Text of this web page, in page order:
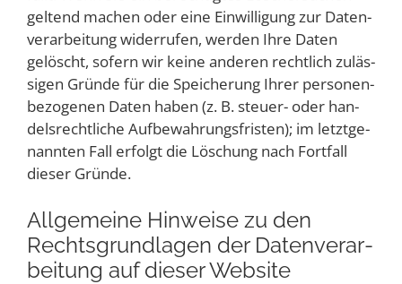
gel­tend machen oder eine Ein­wil­li­gung zur Daten­
ver­ar­bei­tung wider­ru­fen, wer­den Ihre Daten
gelöscht, sofern wir kei­ne ande­ren recht­lich zuläs­
si­gen Grün­de für die Spei­che­rung Ihrer per­so­nen­
be­zo­ge­nen Daten haben (z. B. steu­er- oder han­
dels­recht­li­che Auf­be­wah­rungs­fris­ten); im letzt­ge­
nann­ten Fall erfolgt die Löschung nach Fort­fall
die­ser Gründe.
All­ge­mei­ne Hin­wei­se zu den
Rechts­grund­la­gen der Daten­ver­ar­
bei­tung auf die­ser Website